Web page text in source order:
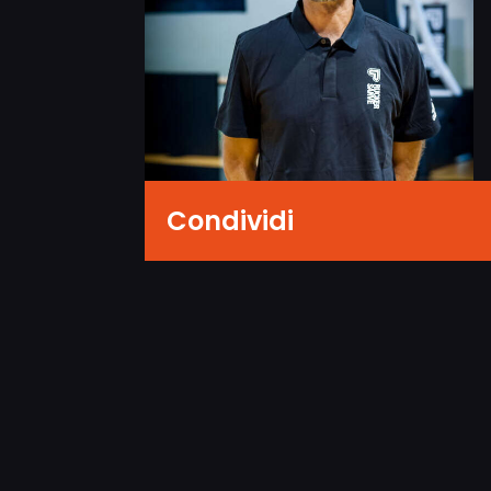
Condividi